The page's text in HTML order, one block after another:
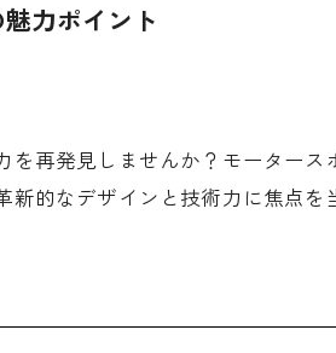
力ポイント
再発見しませんか？モーター
的なデザインと技術力に焦点